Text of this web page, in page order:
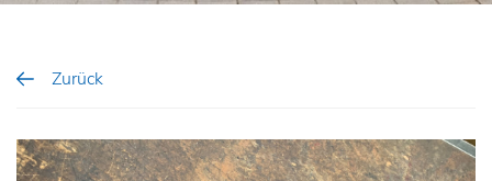
Zurück